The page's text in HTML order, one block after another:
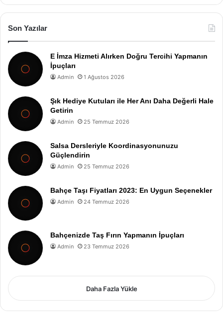
Son Yazılar
E İmza Hizmeti Alırken Doğru Tercihi Yapmanın
İpuçları
Admin 1 Ağustos 2026
Şık Hediye Kutuları ile Her Anı Daha Değerli Hale
Getirin
Admin 25 Temmuz 2026
Salsa Dersleriyle Koordinasyonunuzu
Güçlendirin
Admin 25 Temmuz 2026
Bahçe Taşı Fiyatları 2023: En Uygun Seçenekler
Admin 24 Temmuz 2026
Bahçenizde Taş Fırın Yapmanın İpuçları
Admin 23 Temmuz 2026
Daha Fazla Yükle